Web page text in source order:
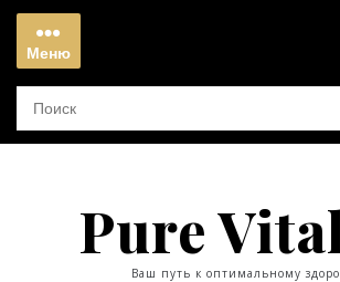
Перейти
содержимому
Меню
Меню
Pure
Ваш путь к оптимальному